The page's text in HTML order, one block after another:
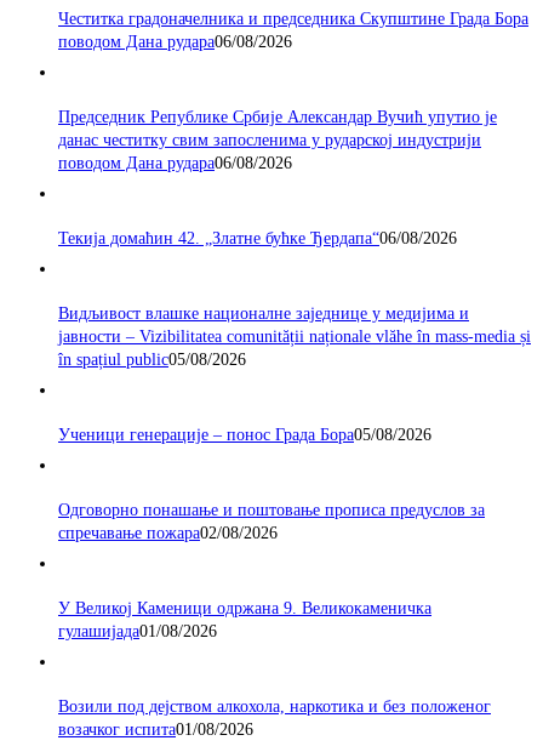
Честитка градоначелника и председника Скупштине Града Бора
поводом Дана рудара06/08/2026
Председник Републике Србије Александар Вучић упутио је
данас честитку свим запосленима у рударској индустрији
поводом Дана рудара06/08/2026
Текија домаћин 42. „Златне бућке Ђердапа“06/08/2026
Видљивост влашке националне заједнице у медијима и
јавности – Vizibilitatea comunității naționale vlăhe în mass-media și
în spațiul public05/08/2026
Ученици генерације – понос Града Бора05/08/2026
Одговорно понашање и поштовање прописа предуслов за
спречавање пожара02/08/2026
У Великој Каменици одржана 9. Великокаменичка
гулашијада01/08/2026
Возили под дејством алкохола, наркотика и без положеног
возачког испита01/08/2026